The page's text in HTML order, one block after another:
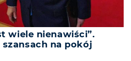
wiele nienawiści”.
szansach na pokój